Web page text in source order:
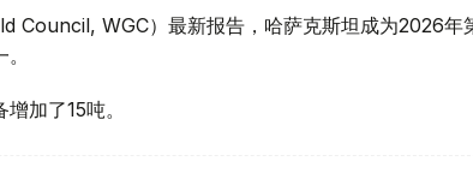
Council, WGC）最新报告，哈萨克斯坦成为2026年
加了15吨。